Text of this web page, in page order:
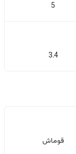
5
3.4
قوماش